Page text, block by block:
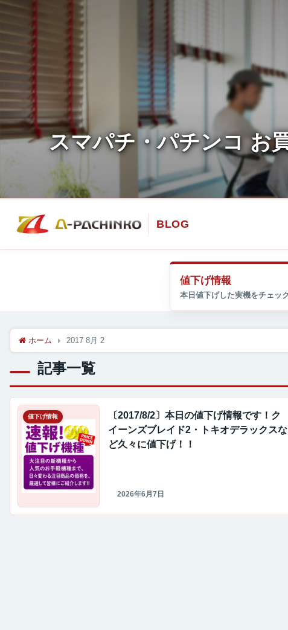
値下げ情報
ホーム 2017 8月 2
記事一覧
値下げ情報
〔2017/8/2〕本日の値下げ情報です！ク
イーンズブレイド2・トキオデラックスな
ど久々に値下げ！！
2026年6月7日